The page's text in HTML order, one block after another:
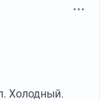
Холодный.